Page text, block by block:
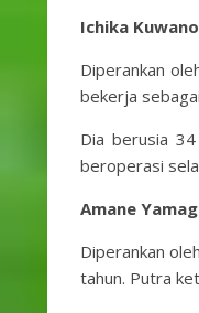
Ichika
Diperankan
bekerja
Dia berusia
beroperasi
Amane
Diperankan
tahun. Putra